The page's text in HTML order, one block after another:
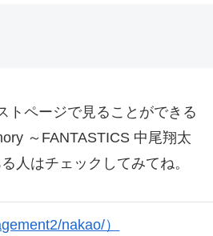
トページで見ることができる
～FANTASTICS 中尾翔太
人はチェックしてみてね。
nakao/）